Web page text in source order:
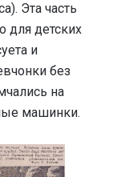
Эта часть
для детских
и
без
на
машинки.